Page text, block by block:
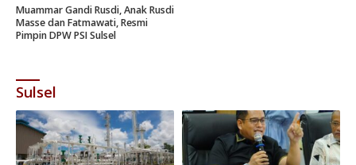
Muammar Gandi Rusdi, Anak Rusdi
Masse dan Fatmawati, Resmi
Pimpin DPW PSI Sulsel
Sulsel